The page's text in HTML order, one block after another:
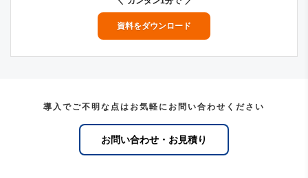
資料をダウンロード
導入でご不明な点はお気軽にお問い合わせください
お問い合わせ・お見積り